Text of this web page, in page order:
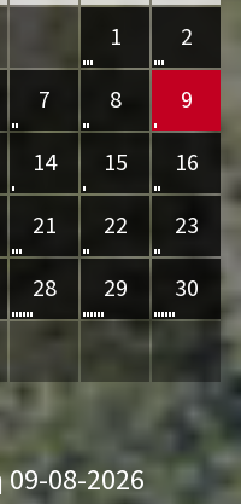
1
2
7 8
9
14 15
16
21 22
23
28 29
30
09-08-2026